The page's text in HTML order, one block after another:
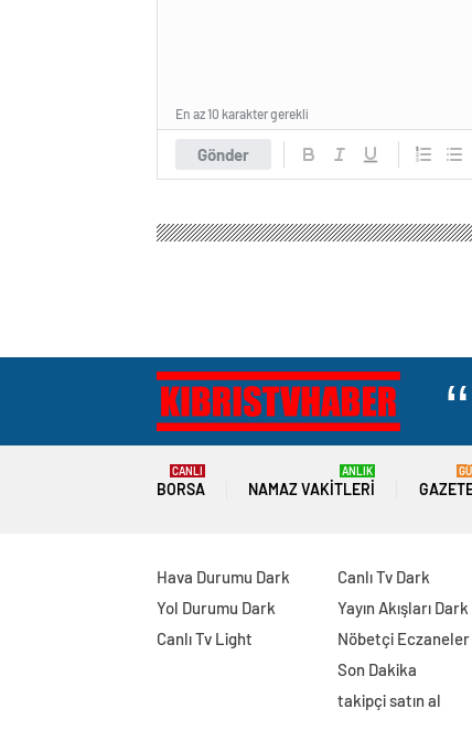
Gönder
En az 10 karakter gerekli
BORSA
CANLI
NAMAZ VAKITLERI
ANLIK
Hava Durumu Dark
Yol Durumu Dark
Canlı Tv Light
Canlı Tv Dark
Yayın Akışları Dark
Nöbetçi Eczaneler
Son Dakika
takipçi satın al